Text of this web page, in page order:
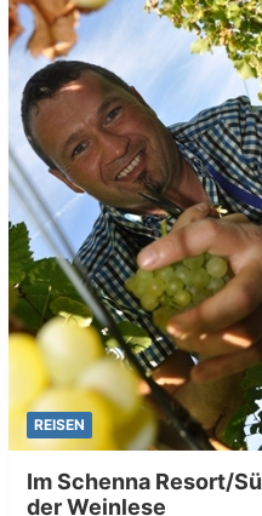
REISEN
Im Schenna Resort/
der Weinlese